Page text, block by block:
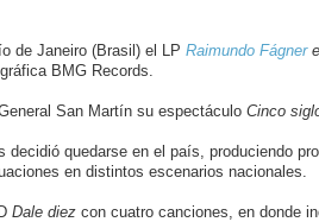
de Janeiro (Brasil) el LP Raimundo Fágner
BMG Records.
San Martín su espectáculo Cinco
decidió quedarse en el país, produciendo
en distintos escenarios nacionales.
Dale diezcon cuatro canciones, en donde